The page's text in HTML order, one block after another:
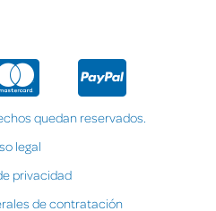
quedan reservados.
legal
privacidad
de contratación